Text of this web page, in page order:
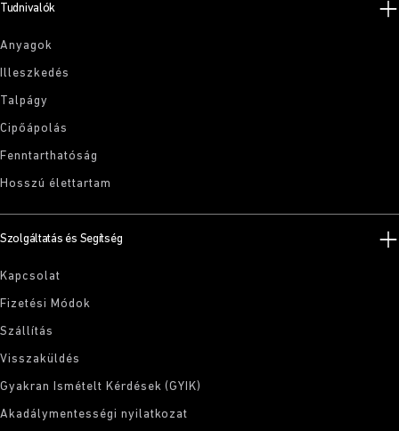
Tudnivalók
Anyagok
Illeszkedés
Talpágy
Cipőápolás
Fenntarthatóság
Hosszú élettartam
Szolgáltatás és Segítség
Kapcsolat
Fizetési Módok
Szállítás
Visszaküldés
Gyakran Ismételt Kérdések (GYIK)
Akadálymentességi nyilatkozat